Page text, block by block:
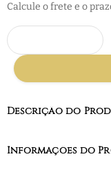
Calcule o frete e o
Descrição do
Informações do